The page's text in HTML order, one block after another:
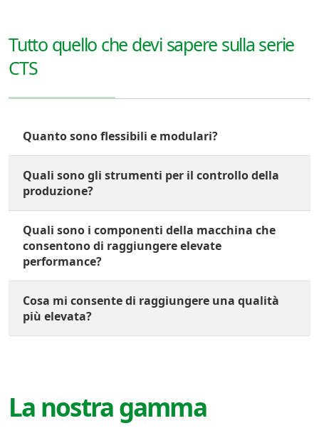
Tutto quello che devi sapere sulla serie
CTS
Quanto sono flessibili e modulari?
Quali sono gli strumenti per il controllo della
produzione?
Quali sono i componenti della macchina che
consentono di raggiungere elevate
performance?
Cosa mi consente di raggiungere una qualità
più elevata?
La nostra gamma